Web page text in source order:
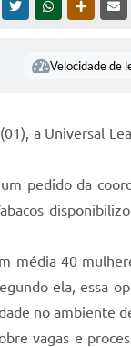
TWITTERWHATSAPP
Velocidade de
a Universal
pedido da
média 40
ela, essa
no ambiente
vagas e